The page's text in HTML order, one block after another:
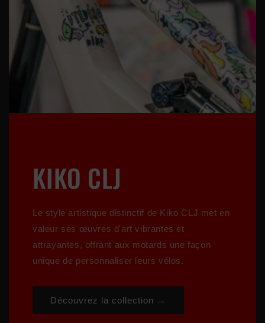
KIKO CLJ
Le style artistique distinctif de Kiko CLJ met en
valeur ses œuvres d'art vibrantes et
attrayantes, offrant aux motards une façon
unique de personnaliser leurs vélos.
Découvrez la collection →